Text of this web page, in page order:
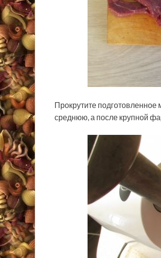
Прокрутите
среднюю, а после крупной